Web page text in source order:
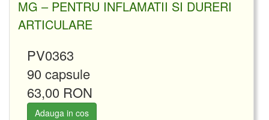
MG – PENTRU INFLAMATII SI DURERI
ARTICULARE
PV0363
90 capsule
63,00 RON
Adauga in cos